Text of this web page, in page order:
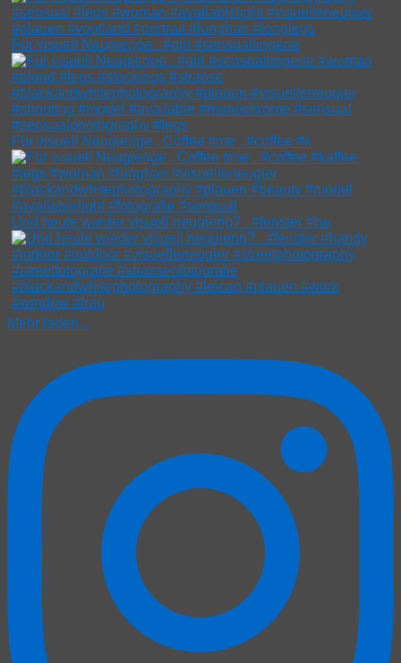
Für visuell Neugierige . #girl #sensuallingerie
Für visuell Neugierige . Coffee time . #coffee #k
Und heute wieder visuell neugierig? . #fenster #ha
Mehr laden...